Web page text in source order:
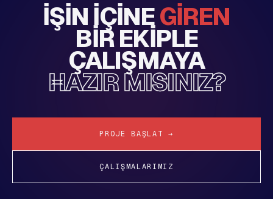
İŞIN IÇINEGIREN
BIR EKIPLE
ÇALIŞMAYA
HAZIR MISINIZ?
PROJE BAŞLAT →
ÇALIŞMALARIMIZ